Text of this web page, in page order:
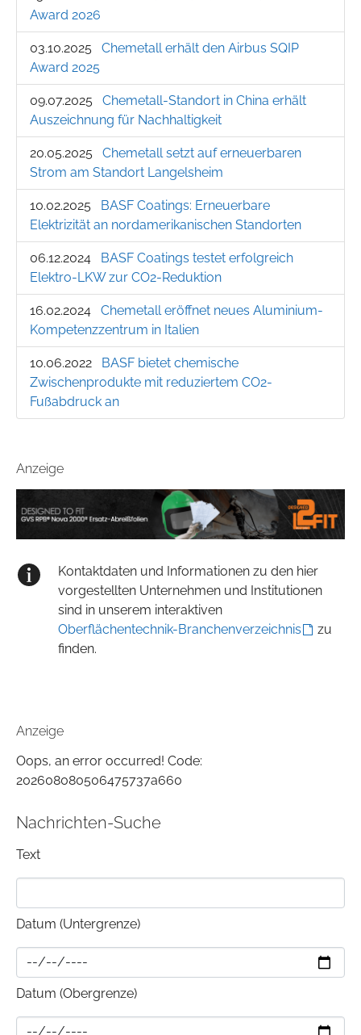
Award 2026
03.10.2025
Chemetall erhält den Airbus SQIP
Award 2025
09.07.2025
Chemetall-Standort in China erhält
Auszeichnung für Nachhaltigkeit
20.05.2025
Chemetall setzt auf erneuerbaren
Strom am Standort Langelsheim
10.02.2025
BASF Coatings: Erneuerbare
Elektrizität an nordamerikanischen Standorten
06.12.2024
BASF Coatings testet erfolgreich
Elektro-LKW zur CO2-Reduktion
16.02.2024
Chemetall eröffnet neues Aluminium-
Kompetenzzentrum in Italien
10.06.2022
BASF bietet chemische
Zwischenprodukte mit reduziertem CO2-
Fußabdruck an
Anzeige
Kontaktdaten und Informationen zu den hier
vorgestellten Unternehmen und Institutionen
sind in unserem interaktiven
Oberflächentechnik-Branchenverzeichnis
zu
finden.
Anzeige
Oops, an error occurred! Code:
202608080506475737a660
Nachrichten-Suche
Text
Datum (Untergrenze)
Datum (Obergrenze)